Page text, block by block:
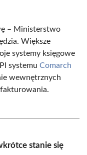
– Ministerstwo
Większe
systemy księgowe
systemu Comarch
wewnętrznych
stanie się